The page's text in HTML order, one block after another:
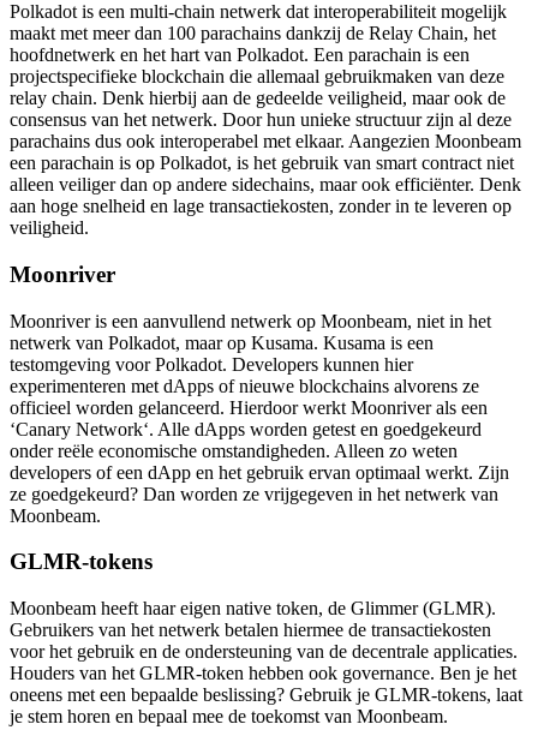
Polkadot is een multi-chain netwerk dat interoperabiliteit mogelijk
maakt met meer dan 100 parachains dankzij de Relay Chain, het
hoofdnetwerk en het hart van Polkadot. Een parachain is een
projectspecifieke blockchain die allemaal gebruikmaken van deze
relay chain. Denk hierbij aan de gedeelde veiligheid, maar ook de
consensus van het netwerk. Door hun unieke structuur zijn al deze
parachains dus ook interoperabel met elkaar. Aangezien Moonbeam
een parachain is op Polkadot, is het gebruik van smart contract niet
alleen veiliger dan op andere sidechains, maar ook efficiënter. Denk
aan hoge snelheid en lage transactiekosten, zonder in te leveren op
veiligheid.
Moonriver
Moonriver is een aanvullend netwerk op Moonbeam, niet in het
netwerk van Polkadot, maar op Kusama. Kusama is een
testomgeving voor Polkadot. Developers kunnen hier
experimenteren met dApps of nieuwe blockchains alvorens ze
officieel worden gelanceerd. Hierdoor werkt Moonriver als een
‘Canary Network‘. Alle dApps worden getest en goedgekeurd
onder reële economische omstandigheden. Alleen zo weten
developers of een dApp en het gebruik ervan optimaal werkt. Zijn
ze goedgekeurd? Dan worden ze vrijgegeven in het netwerk van
Moonbeam.
GLMR-tokens
Moonbeam heeft haar eigen native token, de Glimmer (GLMR).
Gebruikers van het netwerk betalen hiermee de transactiekosten
voor het gebruik en de ondersteuning van de decentrale applicaties.
Houders van het GLMR-token hebben ook governance. Ben je het
oneens met een bepaalde beslissing? Gebruik je GLMR-tokens, laat
je stem horen en bepaal mee de toekomst van Moonbeam.